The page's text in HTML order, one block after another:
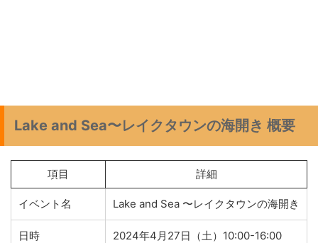
Lake and Sea〜レイクタウンの海開き 概要
項目 詳細
イベント名 Lake and Sea 〜レイクタウンの海開き
日時 2024年4月27日（土）10:00-16:00